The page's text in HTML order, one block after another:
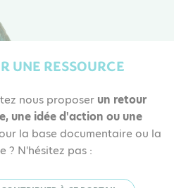
UNE RESSOURCE
nous proposer un retour
une idée d'action ou une
la base documentaire ou la
? N'hésitez pas :